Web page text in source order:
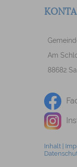
Am
88682
Inhalt|